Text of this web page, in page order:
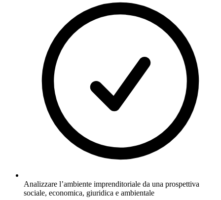
Analizzare l’ambiente imprenditoriale da una prospettiva
sociale, economica, giuridica e ambientale